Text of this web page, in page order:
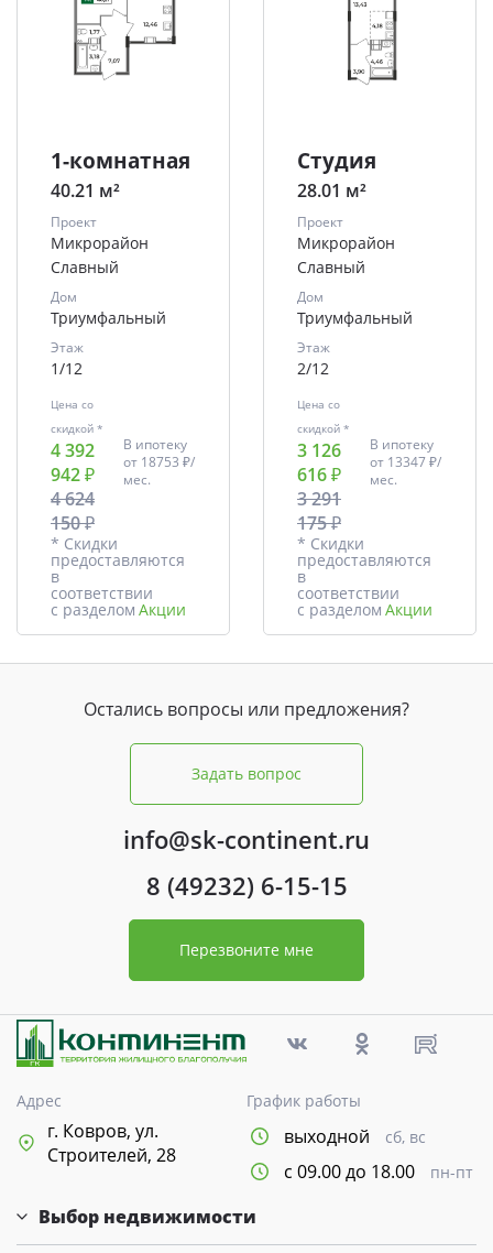
1-комнатная
40.21 м²
Проект
Микрорайон
Славный
Дом
Триумфальный
Этаж
1/12
Цена со
скидкой *
4 392
942 ₽
4 624
150 ₽
В ипотеку
от 18753 ₽/
мес.
* Скидки
предоставляются
в
соответствии
с разделом Акции
Студия
28.01 м²
Проект
Микрорайон
Славный
Дом
Триумфальный
Этаж
2/12
Цена со
скидкой *
3 126
616 ₽
3 291
175 ₽
В ипотеку
от 13347 ₽/
мес.
* Скидки
предоставляются
в
соответствии
с разделом Акции
Остались вопросы или предложения?
Задать вопрос
info@sk-continent.ru
8 (49232) 6-15-15
Перезвоните мне
Адрес
г. Ковров, ул.
Строителей, 28
График работы
выходной сб, вс
с 09.00 до 18.00 пн-пт
Выбор недвижимости